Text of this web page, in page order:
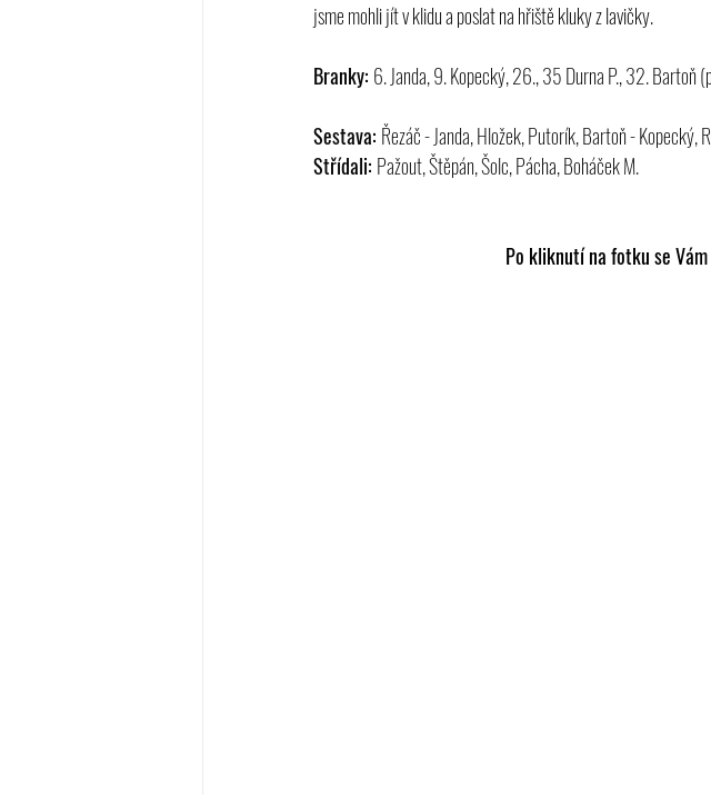
jsme mohli jít v klidu a poslat na hřiště kluky z lavičky.
Branky: 6. Janda, 9. Kopecký, 26., 35 Durna P., 32. Bartoň
Sestava: Řezáč - Janda, Hložek, Putorík, Bartoň - Kopecký,
Střídali: Pažout, Štěpán, Šolc, Pácha, Boháček M.
Po kliknutí na fotku se